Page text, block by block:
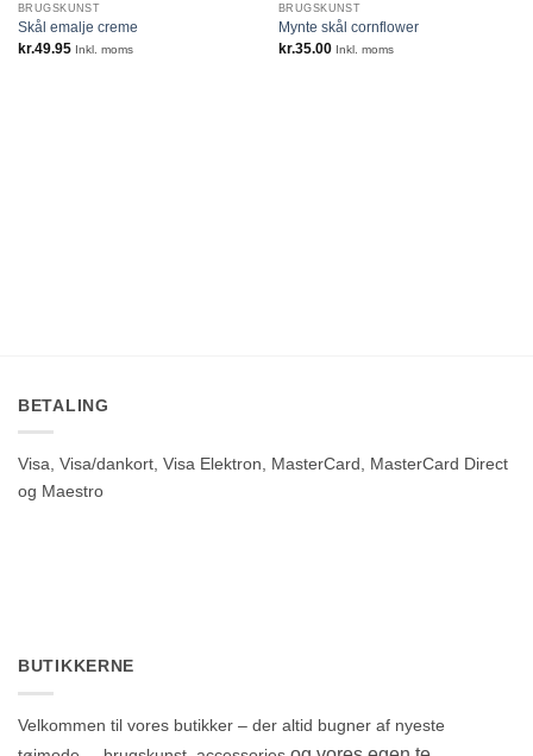
IKKE PÅ LAGER
BRUGSKUNST
Skål emalje creme
kr.49.95 Inkl. moms
IKKE PÅ LAGER
BRUGSKUNST
Mynte skål cornflower
kr.35.00 Inkl. moms
BETALING
Visa, Visa/dankort, Visa Elektron, MasterCard, MasterCard Direct
og Maestro
BUTIKKERNE
Velkommen til vores butikker – der altid bugner af nyeste